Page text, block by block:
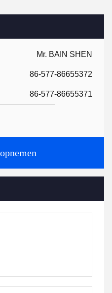
Mr. BAIN SHEN
86-577-86655372
86-577-86655371